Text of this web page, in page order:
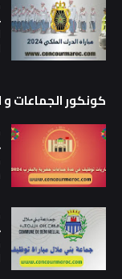
كونكور الجماعات و